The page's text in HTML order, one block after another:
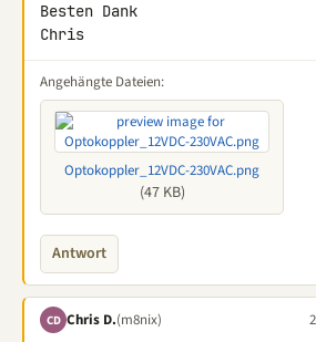
Besten Dank
Chris
Angehängte Dateien:
Optokoppler_12VDC-230VAC.png
(47 KB)
Antwort
CD Chris D.(m8nix)